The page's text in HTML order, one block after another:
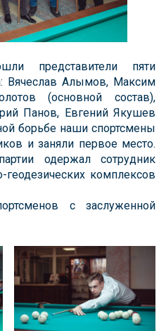
представители пяти
Вячеслав Алымов, Максим
(основной состав),
Панов, Евгений Якушев
борьбе наши спортсмены
и заняли первое место.
одержал сотрудник
геодезических комплексов
с заслуженной